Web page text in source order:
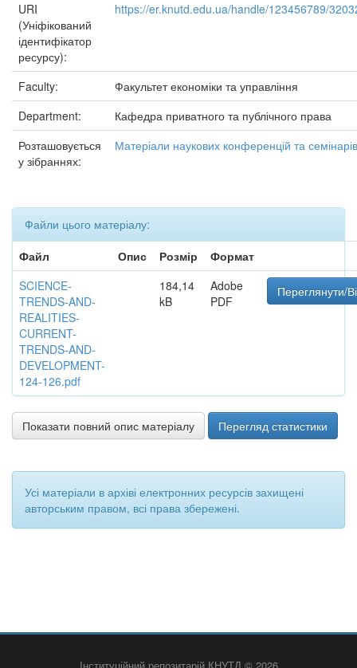
URI
(Уніфікований
ідентифікатор
ресурсу):
https://er.knutd.edu.ua/handle/123456789/
Faculty:
Факультет економіки та управління
Department:
Кафедра приватного та публічного права
Розташовується
у зібраннях:
Матеріали наукових конференцій та семінарів
Файли цього матеріалу:
Файл
Опис Розмір
Формат
SCIENCE-
TRENDS-AND-
REALITIES-
CURRENT-
TRENDS-AND-
DEVELOPMENT-
124-126.pdf
184,14
kB
Adobe
PDF
Переглянути/
Показати повний опис матеріалу Перегляд статистики
Усі матеріали в архіві електронних ресурсів захищені
авторським правом, всі права збережені.